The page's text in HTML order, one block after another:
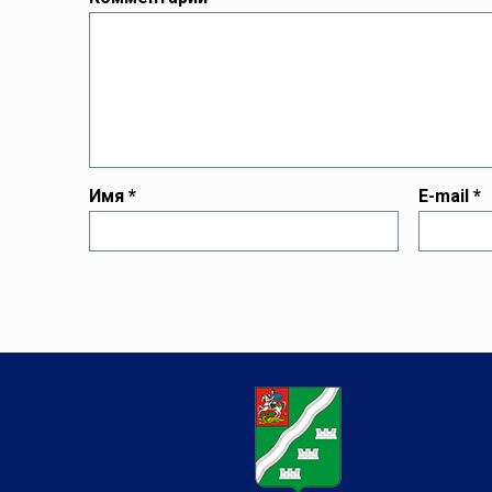
Имя* E-mail*